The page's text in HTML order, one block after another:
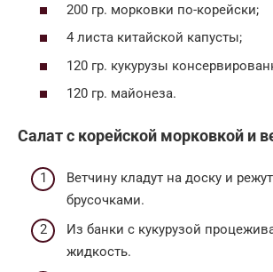
200 гр. морковки по-корейски;
4 листа китайской капусты;
120 гр. кукурузы
120 гр. майонеза.
Салат с корейской морковкой и
Ветчину кладут на доску и
брусочками.
Из банки с кукурузой
жидкость.